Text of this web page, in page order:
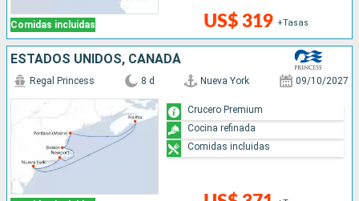
Comidas incluidas US$ 319 +Tasas
ESTADOS UNIDOS, CANADÁ
Regal Princess 8 d Nueva York 09/10/2027
Crucero Premium
Cocina refinada
Comidas incluidas